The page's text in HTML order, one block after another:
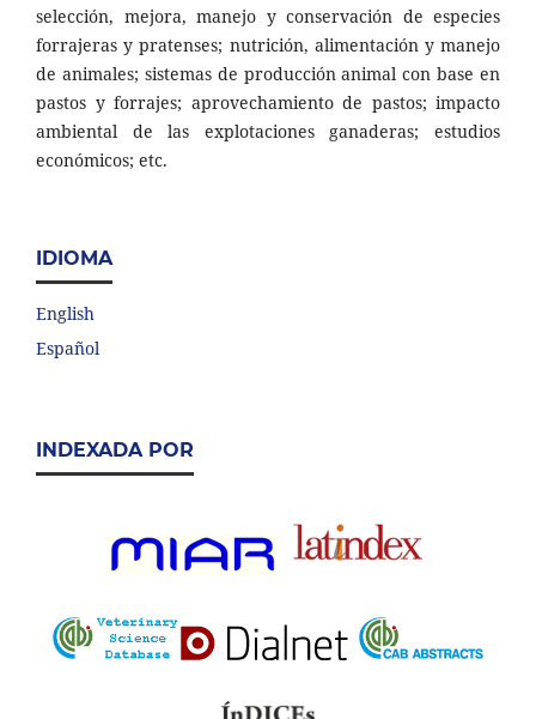
selección, mejora, manejo y conservación de especies
forrajeras y pratenses; nutrición, alimentación y manejo
de animales; sistemas de producción animal con base en
pastos y forrajes; aprovechamiento de pastos; impacto
ambiental de las explotaciones ganaderas; estudios
económicos; etc.
IDIOMA
English
Español
INDEXADA POR